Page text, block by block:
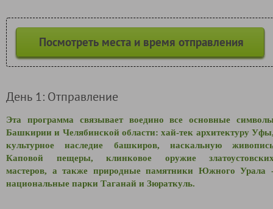
Посмотреть места и время отправления
День 1: Отправление
Эта программа связывает воедино все основные
Башкирии и Челябинской области: хай-тек архитектуру
культурное наследие башкиров, наскальную
Каповой пещеры, клинковое оружие
мастеров, а также природные памятники Южного Урала
национальные парки Таганай и Зюраткуль.